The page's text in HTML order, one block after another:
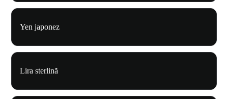
Yen japonez
Lira sterlină